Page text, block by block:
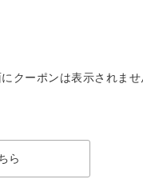
クーポンは表示されませ
ら